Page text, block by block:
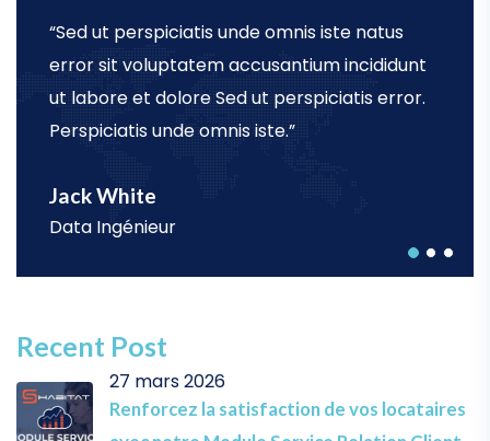
“Sed ut perspiciatis unde omnis iste natus
error sit voluptatem accusantium incididunt
ut labore et dolore Sed ut perspiciatis error.
Perspiciatis unde omnis iste.”
Jack White
Data Ingénieur
Recent Post
27 mars 2026
Renforcez la satisfaction de vos locataires